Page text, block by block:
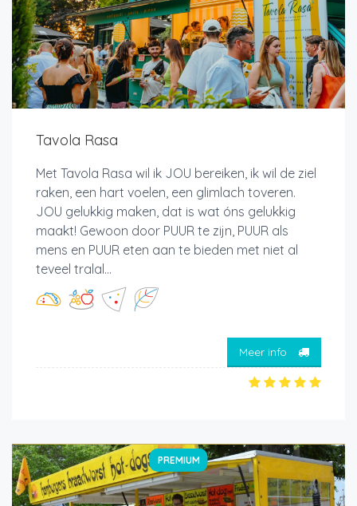
Tavola Rasa
Met Tavola Rasa wil ik JOU bereiken, ik wil de ziel
raken, een hart voelen, een glimlach toveren.
JOU gelukkig maken, dat is wat óns gelukkig
maakt! Gewoon door PUUR te zijn, PUUR als
mens en PUUR eten aan te bieden met niet al
teveel tralal...
Meer info
PREMIUM